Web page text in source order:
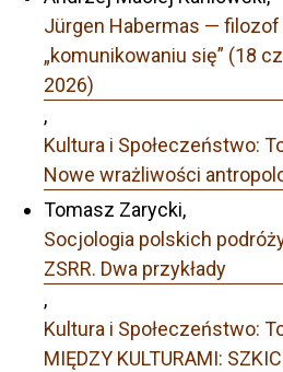
Jürgen Habermas — filozof
„komunikowaniu się” (18
2026)
,
Kultura i Społeczeństwo:
Nowe wrażliwości
Tomasz Zarycki,
Socjologia polskich
ZSRR. Dwa przykłady
,
Kultura i Społeczeństwo:
MIĘDZY KULTURAMI: